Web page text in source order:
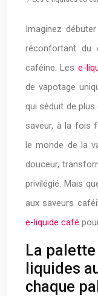
Imaginez
réconfortant du
caféine. Les e-
de vapotage
qui séduit de plus
saveur, à la fois
le monde de la
douceur,
privilégié. Mais
aux saveurs
e-liquide café
La
liquides
chaque